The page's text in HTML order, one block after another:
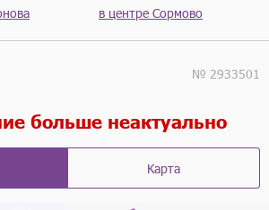
в центре Сормово
№ 2933501
больше неактуально
Карта